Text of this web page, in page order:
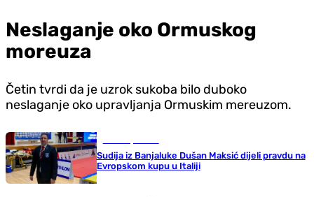
Neslaganje oko Ormuskog
moreuza
Četin tvrdi da je uzrok sukoba bilo duboko
neslaganje oko upravljanja Ormuskim mereuzom.
Sudija iz Banjaluke Dušan Maksić dijeli pravdu na
Evropskom kupu u Italiji